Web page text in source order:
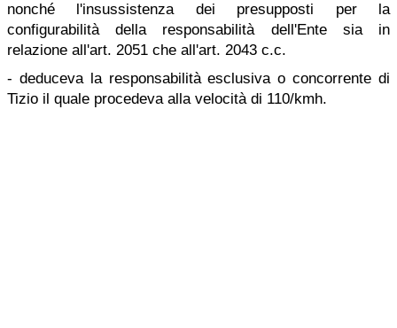
nonché l'insussistenza dei presupposti per la
configurabilità della responsabilità dell'Ente sia in
relazione all'art. 2051 che all'art. 2043 c.c.
- deduceva la responsabilità esclusiva o concorrente di
Tizio il quale procedeva alla velocità di 110/kmh.